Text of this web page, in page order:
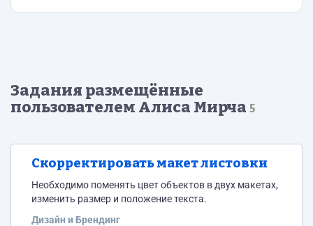
Задания размещённые
пользователем Алиса Мирча 5
Скорректировать макет листовки
Необходимо поменять цвет объектов в двух макетах,
изменить размер и положение текста.
Дизайн и Брендинг